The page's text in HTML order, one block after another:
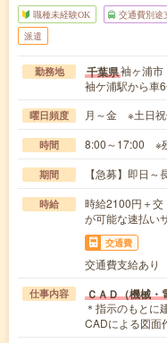
職種未経験OK 交通費別途
派遣
勤務地 千葉県袖ヶ浦市
袖ケ浦駅から車
曜日頻度 月～金 ※土日
時間 8:00～17:00 ※
期間 【急募】即日～
時給
時給2100円＋
が可能な速払い
交通費
交通費支給あり
仕事内容 ＣＡＤ（機械・
＊指示のもとに
CADによる図面